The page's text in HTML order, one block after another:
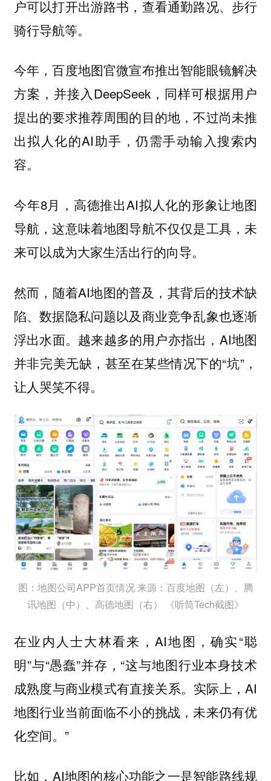
户可以打开出游路书，查看通勤路况、步行
骑行导航等。
今年，百度地图官微宣布推出智能眼镜解决
方案，并接入DeepSeek，同样可根据用户
提出的要求推荐周围的目的地，不过尚未推
出拟人化的AI助手，仍需手动输入搜索内
容。
今年8月，高德推出AI拟人化的形象让地图
导航，这意味着地图导航不仅仅是工具，未
来可以成为大家生活出行的向导。
然而，随着AI地图的普及，其背后的技术缺
陷、数据隐私问题以及商业竞争乱象也逐渐
浮出水面。越来越多的用户亦指出，AI地图
并非完美无缺，甚至在某些情况下的“坑”，
让人哭笑不得。
图：地图公司APP首页情况 来源：百度地图（左）、腾
讯地图（中）、高德地图（右） 《听筒Tech截图》
在业内人士大林看来，AI地图，确实“聪
明”与“愚蠢”并存，“这与地图行业本身技术
成熟度与商业模式有直接关系。实际上，AI
地图行业当前面临不小的挑战，未来仍有优
化空间。”
比如，AI地图的核心功能之一是智能路线规